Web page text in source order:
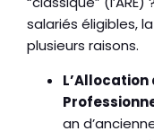
salariés éligibles,
plusieurs raisons.
an